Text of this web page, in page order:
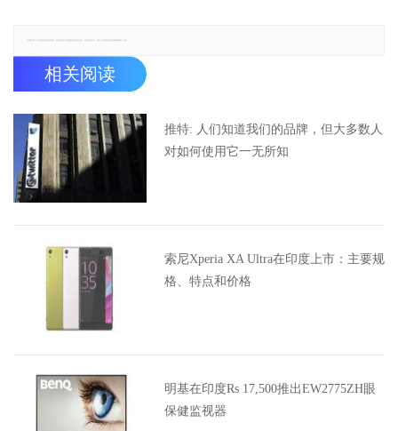
相关阅读
推特: 人们知道我们的品牌，但大多数人
对如何使用它一无所知
索尼Xperia XA Ultra在印度上市：主要规
格、特点和价格
明基在印度Rs 17,500推出EW2775ZH眼
保健监视器